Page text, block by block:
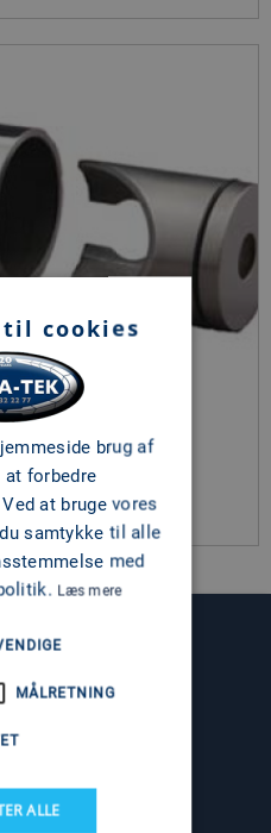
cookies
brug af
forbedre
at bruge vores
samtykke til alle
med
Læs mere
MÅLRETNING
ALLE